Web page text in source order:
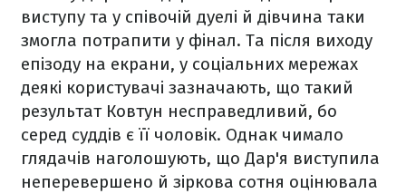
виступу та у співочій дуелі й дівчина таки
змогла потрапити у фінал. Та після виходу
епізоду на екрани, у соціальних мережах
деякі користувачі зазначають, що такий
результат Ковтун несправедливий, бо
серед суддів є її чоловік. Однак чимало
глядачів наголошують, що Дар'я виступила
неперевершено й зіркова сотня оцінювала